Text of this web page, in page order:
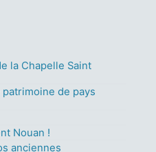
la Chapelle Saint
de pays
Nouan !
anciennes